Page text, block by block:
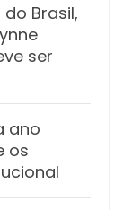
Brasil,
ser
ano
os